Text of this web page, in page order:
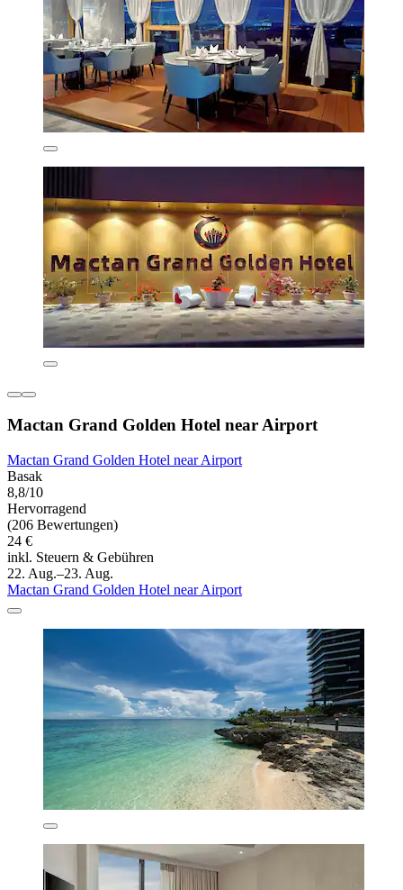
Mactan Grand Golden Hotel near Airport
Mactan Grand Golden Hotel near Airport
Basak
8,8/10
Hervorragend
(206 Bewertungen)
24 €
inkl. Steuern & Gebühren
22. Aug.–23. Aug.
Mactan Grand Golden Hotel near Airport